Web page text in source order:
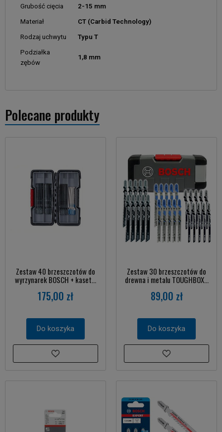
Grubość cięcia 2-15 mm
Materiał CT (Carbid Technology)
Rodzaj uchwytu Typu T
Podziałka
zębów
1,8 mm
Polecane produkty
Zestaw 40 brzeszczotów do
wyrzynarek BOSCH + kaset...
175,00 zł
Do koszyka
Zestaw 30 brzeszczotów do
drewna i metalu TOUGHBOX...
89,00 zł
Do koszyka